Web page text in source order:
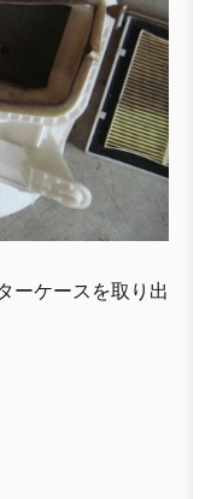
ーケースを取り出